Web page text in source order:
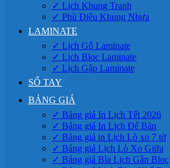
✓ Lịch Khung Tranh
✓ Phù Điêu Khung Nhựa
LAMINATE
✓ Lịch Gỗ Laminate
✓ Lịch Bloc Laminate
✓ Lịch Gập Laminate
SỔ TAY
BẢNG GIÁ
✓ Bảng giá In Lịch Tết 2026
✓ Bảng giá In Lịch Để Bàn
✓ Bảng giá in Lịch Lò xo 7 tờ
✓ Bảng giá Lịch Lò Xo Giữa
✓ Bảng giá Bìa Lịch Gắn Bloc